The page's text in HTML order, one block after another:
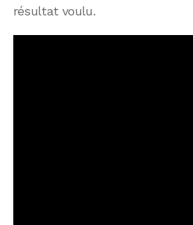
résultat voulu.